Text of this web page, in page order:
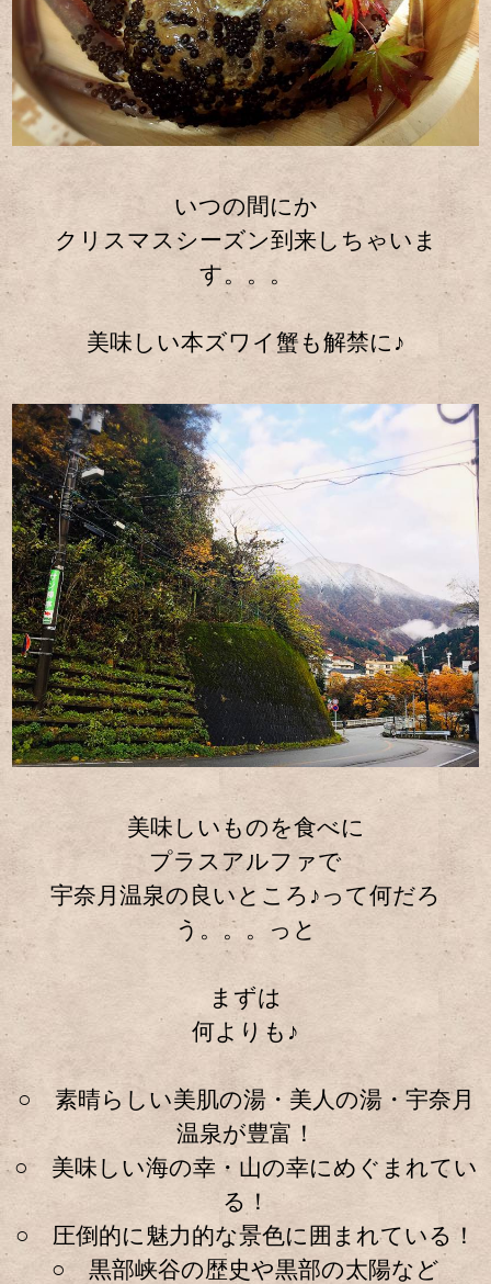
いつの間にか
クリスマスシーズン到来しちゃいま
す。。。
美味しい本ズワイ蟹も解禁に♪
美味しいものを食べに
プラスアルファで
宇奈月温泉の良いところ♪って何だろ
う。。。っと
まずは
何よりも♪
○ 素晴らしい美肌の湯・美人の湯・宇奈月
温泉が豊富！
○ 美味しい海の幸・山の幸にめぐまれてい
る！
○ 圧倒的に魅力的な景色に囲まれている！
○ 黒部峡谷の歴史や黒部の太陽など